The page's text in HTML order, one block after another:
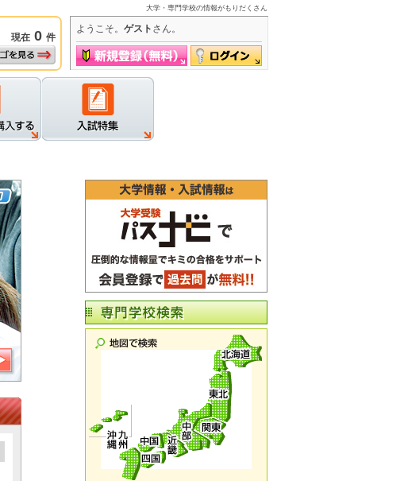
大学・専門学校の情報がもりだくさん
現在 0 件
ログイン
ようこそ。 ゲスト さん。